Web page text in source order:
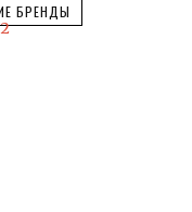
БРЕНДЫ